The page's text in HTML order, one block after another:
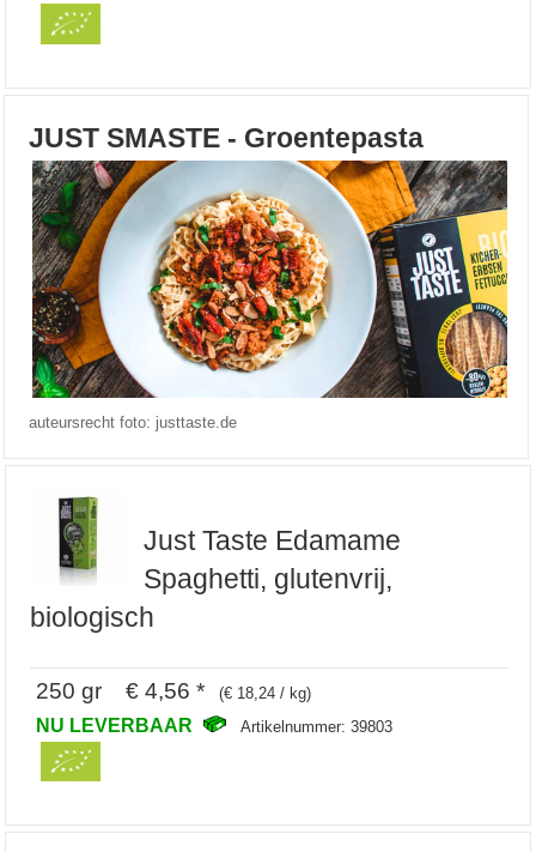
JUST SMASTE - Groentepasta
auteursrecht foto: justtaste.de
Just Taste Edamame
Spaghetti, glutenvrij,
biologisch
250 gr € 4,56 * (€ 18,24 / kg)
NU LEVERBAAR Artikelnummer: 39803